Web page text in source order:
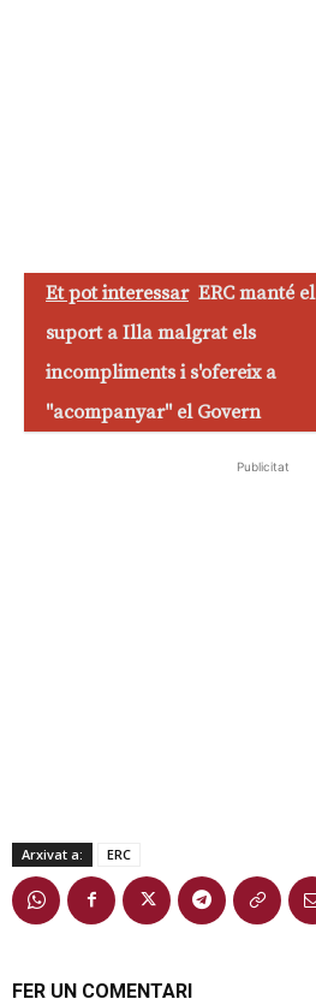
Et pot interessar ERC manté el
suport a Illa malgrat els
incompliments i s'ofereix a
"acompanyar" el Govern
Publicitat
Arxivat a: ERC
FER UN COMENTARI